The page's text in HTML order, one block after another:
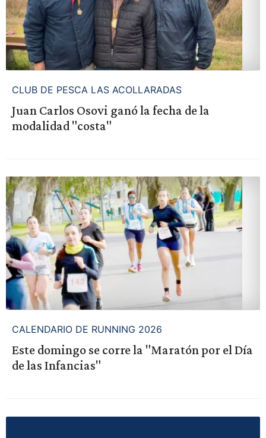
CLUB DE PESCA LAS ACOLLARADAS
Juan Carlos Osovi ganó la fecha de la
modalidad "costa"
CALENDARIO DE RUNNING 2026
Este domingo se corre la "Maratón por el Día
de las Infancias"